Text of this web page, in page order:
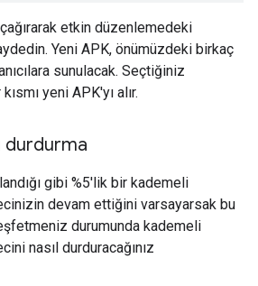
etkin düzenlemedeki
Yeni APK, önümüzdeki birkaç
sunulacak. Seçtiğiniz
yeni APK'yı alır.
durdurma
gibi %5'lik bir kademeli
devam ettiğini varsayarsak bu
durumunda kademeli
nasıl durduracağınız